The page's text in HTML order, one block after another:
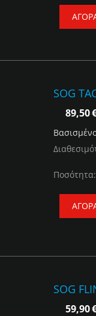
SOG
89,50
Ποσότητα:
SOG
59,90